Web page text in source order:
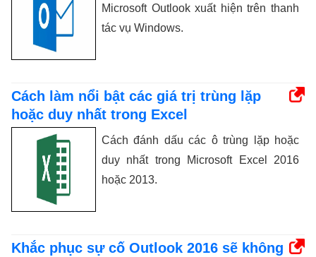
Microsoft Outlook xuất hiện trên thanh
tác vụ Windows.
Cách làm nổi bật các giá trị trùng lặp
hoặc duy nhất trong Excel
Cách đánh dấu các ô trùng lặp hoặc
duy nhất trong Microsoft Excel 2016
hoặc 2013.
Khắc phục sự cố Outlook 2016 sẽ không